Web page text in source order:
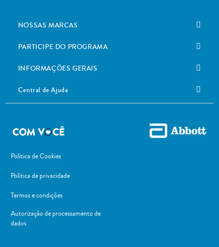
NOSSAS MARCAS
PARTICIPE DO PROGRAMA
INFORMAÇÕES GERAIS
Central de Ajuda
Política de Cookies
Política de privacidade
Termos e condições
Autorização de processamento de
dados